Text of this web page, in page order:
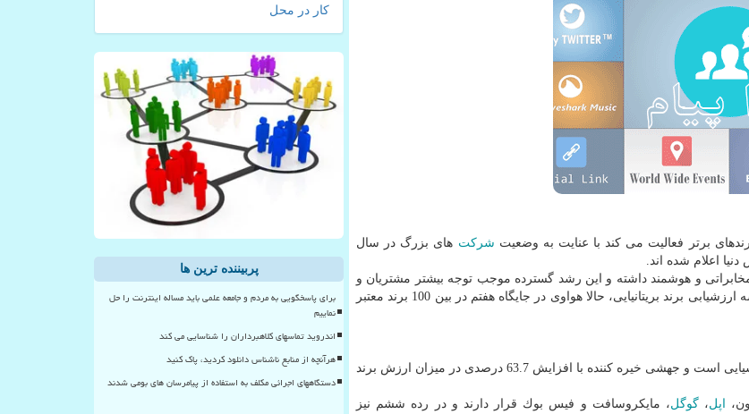
شركت های بزرگ در سال
و هوشمند داشته و این رشد گسترده موجب توجه بیشتر مشتریان و
شریك های تجاری به این شركت شده است. طبق آخرین آمار موسسه ارزشیابی برند بریتانیایی، حالا هواوی در جایگاه هفتم در بین 100 برند معتبر
در این رتبه بندی برند Huawei با كسب رده هفتم، دومین برند معتبر آسیایی است و جهشی خیره كننده با افزایش 63.7 درصدی در میزان ارزش برند
اپل،گوگل، مایكروسافت و فیس بوك قرار دارند و در رده ششم نیز
کار در محل
پربیننده ترین ها
برای پاسخگویی به مردم و جامعه علمی باید مساله اینترنت را حل
نماییم
اندروید تماسهای کلاهبرداران را شناسایی می کند
هرآنچه از منابع ناشناس دانلود کردید، پاک کنید
دستگاههای اجرائی مکلف به استفاده از پیامرسان های بومی شدند